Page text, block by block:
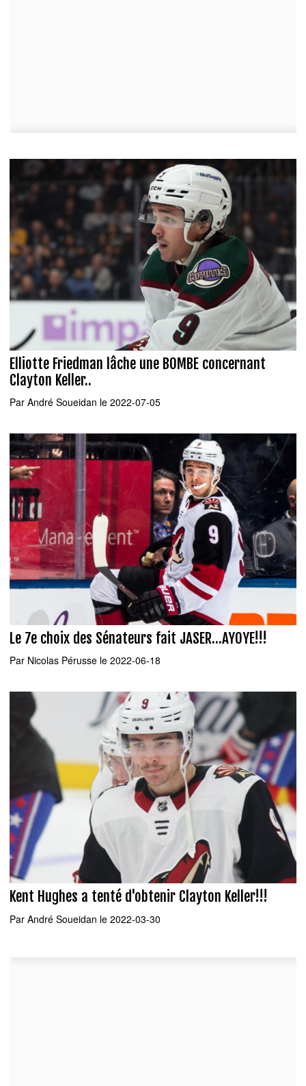
Elliotte Friedman lâche une BOMBE concernant
Clayton Keller..
Par André Soueidan le 2022-07-05
Le 7e choix des Sénateurs fait JASER...AYOYE!!!
Par Nicolas Pérusse le 2022-06-18
Kent Hughes a tenté d'obtenir Clayton Keller!!!
Par André Soueidan le 2022-03-30